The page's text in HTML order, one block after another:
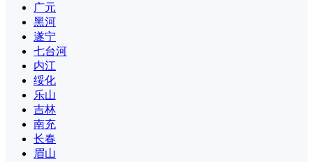
广元
黑河
遂宁
七台河
内江
绥化
乐山
吉林
南充
长春
眉山